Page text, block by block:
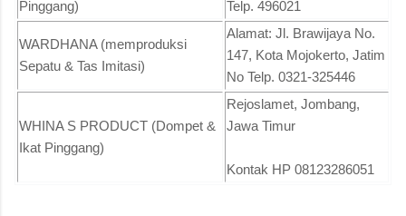
Pinggang)
Telp. 496021
WARDHANA (memproduksi
Sepatu & Tas Imitasi)
Alamat: Jl. Brawijaya No.
147, Kota Mojokerto, Jatim
No Telp. 0321-325446
WHINA S PRODUCT (Dompet &
Ikat Pinggang)
Rejoslamet, Jombang,
Jawa Timur
Kontak HP 08123286051